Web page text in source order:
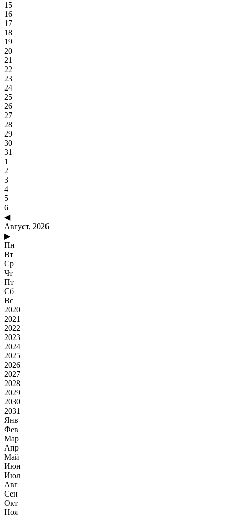
15
16
17
18
19
20
21
22
23
24
25
26
27
28
29
30
31
1
2
3
4
5
6
◀
Август, 2026
▶
Пн
Вт
Ср
Чт
Пт
Сб
Вс
2020
2021
2022
2023
2024
2025
2026
2027
2028
2029
2030
2031
Янв
Фев
Мар
Апр
Май
Июн
Июл
Авг
Сен
Окт
Ноя